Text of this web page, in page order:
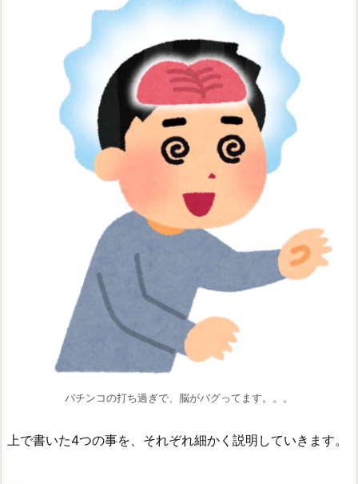
パチンコの打ち過ぎで、脳がバグってます。。。
上で書いた4つの事を、それぞれ細かく説明していきます。